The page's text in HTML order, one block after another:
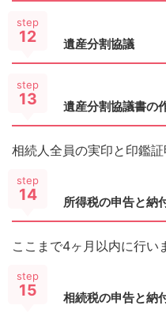
step
12 遺産分割協議
step
13 遺産分割協議書の
相続人全員の実印と印鑑証
step
14 所得税の申告と納
ここまで4ヶ月以内に行い
step
15 相続税の申告と納